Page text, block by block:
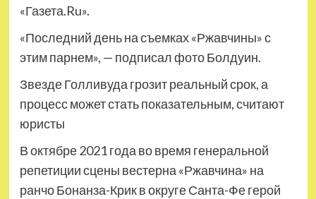
«Газета.Ru».
«Последний день на съемках «Ржавчины» с
этим парнем», — подписал фото Болдуин.
Звезде Голливуда грозит реальный срок, а
процесс может стать показательным, считают
юристы
В октябре 2021 года во время генеральной
репетиции сцены вестерна «Ржавчина» на
ранчо Бонанза-Крик в округе Санта-Фе герой